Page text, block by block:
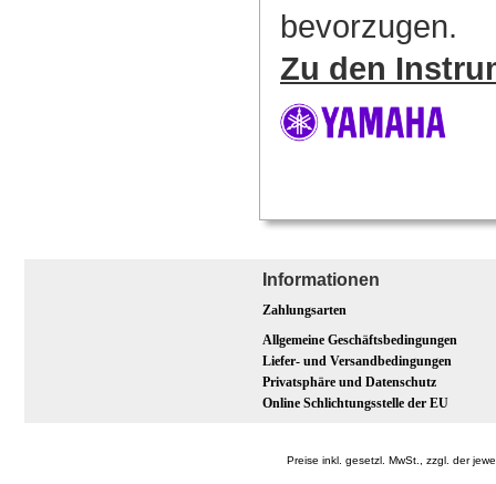
bevorzugen.
Zu den
Informationen
Zahlungsarten
Allgemeine Geschäftsbedingungen
Liefer- und Versandbedingungen
Privatsphäre und Datenschutz
Online Schlichtungsstelle der EU
Preise inkl. gesetzl. MwSt., zzgl. der